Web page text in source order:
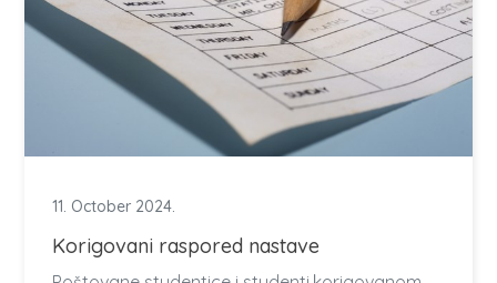
11. October 2024.
Korigovani raspored nastave